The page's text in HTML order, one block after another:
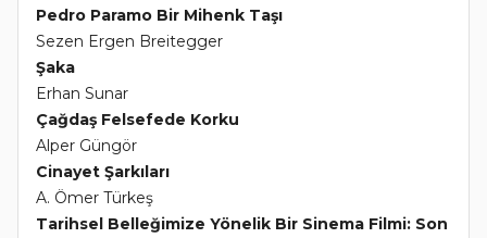
Pedro Paramo Bir Mihenk Taşı
Sezen Ergen Breitegger
Şaka
Erhan Sunar
Çağdaş Felsefede Korku
Alper Güngör
Cinayet Şarkıları
A. Ömer Türkeş
Tarihsel Belleğimize Yönelik Bir Sinema Filmi: Son